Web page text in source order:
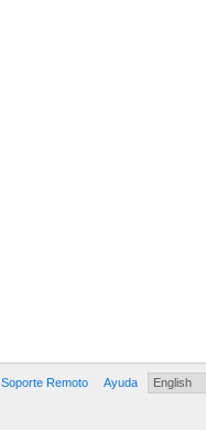
Soporte Remoto Ayuda